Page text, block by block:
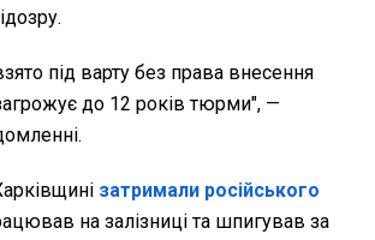
під варту без права внесення
до 12 років тюрми", —
затримали російського
на залізниці та шпигував за